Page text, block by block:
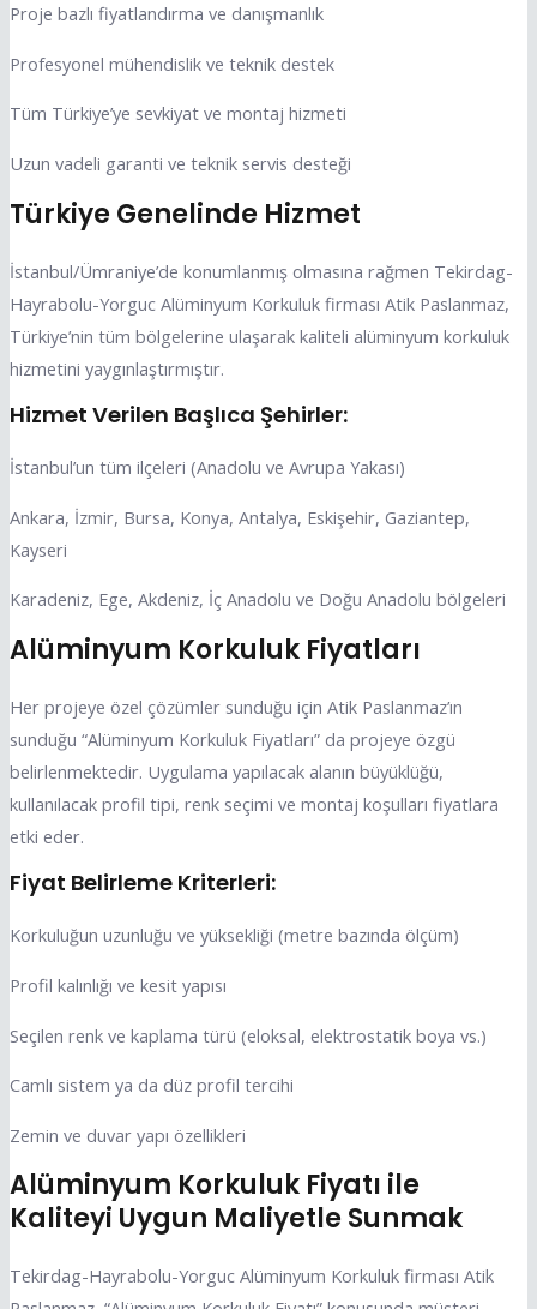
Proje bazlı fiyatlandırma ve danışmanlık
Profesyonel mühendislik ve teknik destek
Tüm Türkiye’ye sevkiyat ve montaj hizmeti
Uzun vadeli garanti ve teknik servis desteği
Türkiye Genelinde Hizmet
İstanbul/Ümraniye’de konumlanmış olmasına rağmen Tekirdag-
Hayrabolu-Yorguc Alüminyum Korkuluk firması Atik Paslanmaz,
Türkiye’nin tüm bölgelerine ulaşarak kaliteli alüminyum korkuluk
hizmetini yaygınlaştırmıştır.
Hizmet Verilen Başlıca Şehirler:
İstanbul’un tüm ilçeleri (Anadolu ve Avrupa Yakası)
Ankara, İzmir, Bursa, Konya, Antalya, Eskişehir, Gaziantep,
Kayseri
Karadeniz, Ege, Akdeniz, İç Anadolu ve Doğu Anadolu bölgeleri
Alüminyum Korkuluk Fiyatları
Her projeye özel çözümler sunduğu için Atik Paslanmaz’ın
sunduğu “Alüminyum Korkuluk Fiyatları” da projeye özgü
belirlenmektedir. Uygulama yapılacak alanın büyüklüğü,
kullanılacak profil tipi, renk seçimi ve montaj koşulları fiyatlara
etki eder.
Fiyat Belirleme Kriterleri:
Korkuluğun uzunluğu ve yüksekliği (metre bazında ölçüm)
Profil kalınlığı ve kesit yapısı
Seçilen renk ve kaplama türü (eloksal, elektrostatik boya vs.)
Camlı sistem ya da düz profil tercihi
Zemin ve duvar yapı özellikleri
Alüminyum Korkuluk Fiyatı ile
Kaliteyi Uygun Maliyetle Sunmak
Tekirdag-Hayrabolu-Yorguc Alüminyum Korkuluk firması Atik